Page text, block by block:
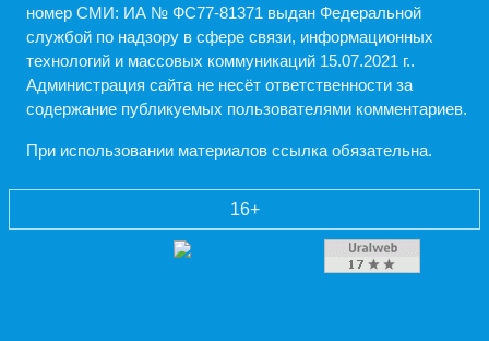
номер СМИ: ИА № ФС77-81371 выдан Федеральной
службой по надзору в сфере связи, информационных
технологий и массовых коммуникаций 15.07.2021 г..
Администрация cайта не несёт ответственности за
содержание публикуемых пользователями комментариев.
При использовании материалов ссылка обязательна.
16+